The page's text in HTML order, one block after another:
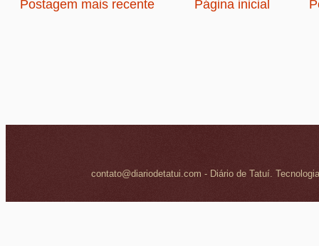
Postagem mais recente Página inicial
contato@diariodetatui.com - Diário de Tatuí.